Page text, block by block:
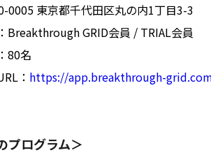
0005 東京都千代田区丸の内1丁目3-3
Breakthrough GRID会員 / TRIAL会員
80名
： https://app.breakthrough-
プログラム＞